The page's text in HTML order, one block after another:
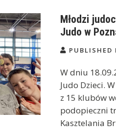
Młodzi
Judo w
PUBLISHED
W dniu
Judo Dzieci.
z 15 klubów
podopieczni
Kasztelania